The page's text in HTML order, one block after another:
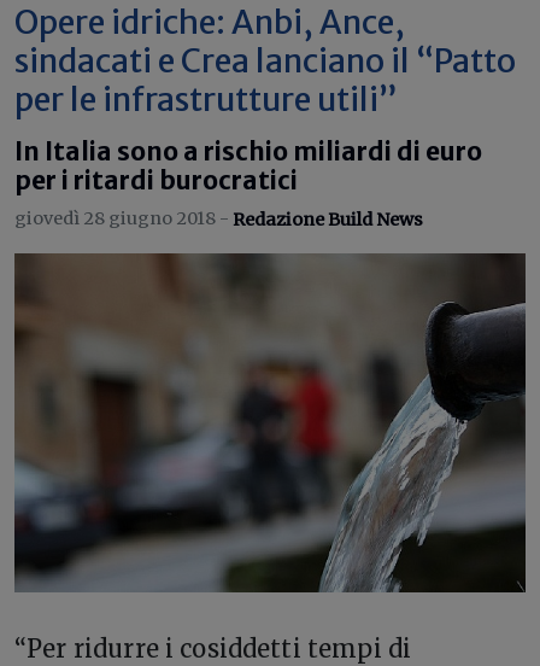
Opere idriche: Anbi, Ance,
sindacati e Crea lanciano il “Patto
per le infrastrutture utili”
In Italia sono a rischio miliardi di euro
per i ritardi burocratici
giovedì 28 giugno 2018 - Redazione Build News
“Per ridurre i cosiddetti tempi di